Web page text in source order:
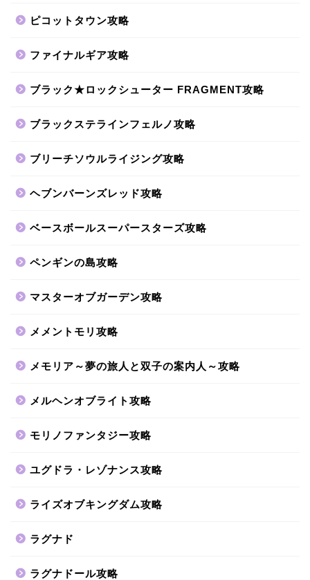
ピコットタウン攻略
ファイナルギア攻略
ブラック★ロックシューター FRAGMENT攻略
ブラックステラインフェルノ攻略
ブリーチソウルライジング攻略
ヘブンバーンズレッド攻略
ベースボールスーパースターズ攻略
ペンギンの島攻略
マスターオブガーデン攻略
メメントモリ攻略
メモリア～夢の旅人と双子の案内人～攻略
メルヘンオブライト攻略
モリノファンタジー攻略
ユグドラ・レゾナンス攻略
ライズオブキングダム攻略
ラグナド
ラグナドール攻略